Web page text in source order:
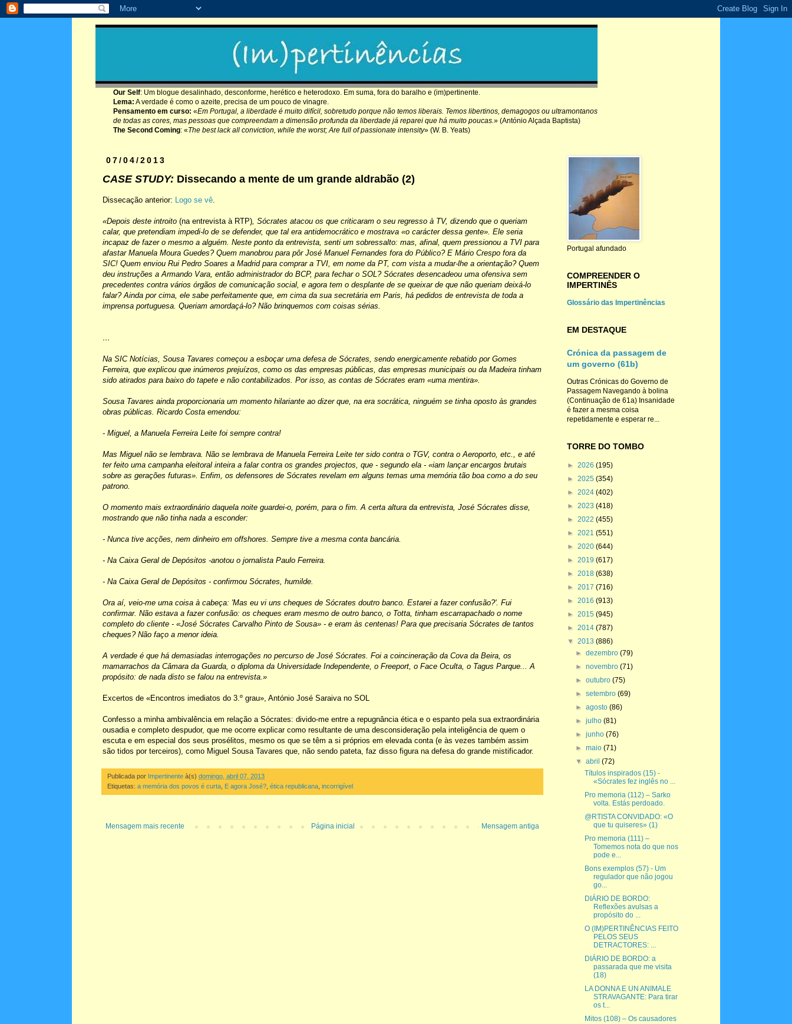
Our Self: Um blogue desalinhado, desconforme, herético e heterodoxo. Em suma, fora do baralho e (im)pertinente.
Lema: A verdade é como o azeite, precisa de um pouco de vinagre.
Pensamento em curso: «Em Portugal, a liberdade é muito difícil, sobretudo porque não temos liberais. Temos libertinos, demagogos ou ultramontanos
de todas as cores, mas pessoas que compreendam a dimensão profunda da liberdade já reparei que há muito poucas.» (António Alçada Baptista)
The Second Coming: «The best lack all conviction, while the worst; Are full of passionate intensity» (W. B. Yeats)
07/04/2013
CASE STUDY: Dissecando a mente de um grande aldrabão (2)
Dissecação anterior: Logo se vê.
«Depois deste introito (na entrevista à RTP), Sócrates atacou os que criticaram o seu regresso à TV, dizendo que o queriam
calar, que pretendiam impedi-lo de se defender, que tal era antidemocrático e mostrava «o carácter dessa gente». Ele seria
incapaz de fazer o mesmo a alguém. Neste ponto da entrevista, senti um sobressalto: mas, afinal, quem pressionou a TVI para
afastar Manuela Moura Guedes? Quem manobrou para pôr José Manuel Fernandes fora do Público? E Mário Crespo fora da
SIC! Quem enviou Rui Pedro Soares a Madrid para comprar a TVI, em nome da PT, com vista a mudar-lhe a orientação? Quem
deu instruções a Armando Vara, então administrador do BCP, para fechar o SOL? Sócrates desencadeou uma ofensiva sem
precedentes contra vários órgãos de comunicação social, e agora tem o desplante de se queixar de que não queriam deixá-lo
falar? Ainda por cima, ele sabe perfeitamente que, em cima da sua secretária em Paris, há pedidos de entrevista de toda a
imprensa portuguesa. Queriam amordaçá-lo? Não brinquemos com coisas sérias.
…
Na SIC Notícias, Sousa Tavares começou a esboçar uma defesa de Sócrates, sendo energicamente rebatido por Gomes
Ferreira, que explicou que inúmeros prejuízos, como os das empresas públicas, das empresas municipais ou da Madeira tinham
sido atirados para baixo do tapete e não contabilizados. Por isso, as contas de Sócrates eram «uma mentira».
Sousa Tavares ainda proporcionaria um momento hilariante ao dizer que, na era socrática, ninguém se tinha oposto às grandes
obras públicas. Ricardo Costa emendou:
- Miguel, a Manuela Ferreira Leite foi sempre contra!
Mas Miguel não se lembrava. Não se lembrava de Manuela Ferreira Leite ter sido contra o TGV, contra o Aeroporto, etc., e até
ter feito uma campanha eleitoral inteira a falar contra os grandes projectos, que - segundo ela - «iam lançar encargos brutais
sobre as gerações futuras». Enfim, os defensores de Sócrates revelam em alguns temas uma memória tão boa como a do seu
patrono.
O momento mais extraordinário daquela noite guardei-o, porém, para o fim. A certa altura da entrevista, José Sócrates disse,
mostrando que não tinha nada a esconder:
- Nunca tive acções, nem dinheiro em offshores. Sempre tive a mesma conta bancária.
- Na Caixa Geral de Depósitos -anotou o jornalista Paulo Ferreira.
- Na Caixa Geral de Depósitos - confirmou Sócrates, humilde.
Ora aí, veio-me uma coisa à cabeça: 'Mas eu vi uns cheques de Sócrates doutro banco. Estarei a fazer confusão?'. Fui
confirmar. Não estava a fazer confusão: os cheques eram mesmo de outro banco, o Totta, tinham escarrapachado o nome
completo do cliente - «José Sócrates Carvalho Pinto de Sousa» - e eram às centenas! Para que precisaria Sócrates de tantos
cheques? Não faço a menor ideia.
A verdade é que há demasiadas interrogações no percurso de José Sócrates. Foi a coincineração da Cova da Beira, os
mamarrachos da Câmara da Guarda, o diploma da Universidade Independente, o Freeport, o Face Oculta, o Tagus Parque... A
propósito: de nada disto se falou na entrevista.»
Excertos de «Encontros imediatos do 3.º grau», António José Saraiva no SOL
Confesso a minha ambivalência em relação a Sócrates: divido-me entre a repugnância ética e o espanto pela sua extraordinária
ousadia e completo despudor, que me ocorre explicar como resultante de uma desconsideração pela inteligência de quem o
escuta e em especial dos seus prosélitos, mesmo os que se têm a si próprios em elevada conta (e às vezes também assim
são tidos por terceiros), como Miguel Sousa Tavares que, não sendo pateta, faz disso figura na defesa do grande mistificador.
Publicada por Impertinente à(s) domingo, abril 07, 2013
Etiquetas: a memória dos povos é curta E agora José? ética republicana incorrigível
Mensagem mais recente Mensagem antiga
Página inicial
Portugal afundado
COMPREENDER O
IMPERTINÊS
Glossário das Impertinências
EM DESTAQUE
Crónica da passagem de
um governo (61b)
Outras Crónicas do Governo de
Passagem Navegando à bolina
(Continuação de 61a) Insanidade
é fazer a mesma coisa
repetidamente e esperar re...
TORRE DO TOMBO
► 2026 (195)
► 2025 (354)
► 2024 (402)
► 2023 (418)
► 2022 (455)
► 2021 (551)
► 2020 (644)
► 2019 (617)
► 2018 (638)
► 2017 (716)
► 2016 (913)
► 2015 (945)
► 2014 (787)
▼ 2013 (886)
►dezembro(79)
►novembro(71)
►outubro(75)
►setembro(69)
►agosto(86)
►julho(81)
►junho(76)
►maio(71)
▼abril(72)
Títulos inspirados (15) -
«Sócrates fez inglês no ...
Pro memoria (112) – Sarko
volta. Estás perdoado.
@RTISTA CONVIDADO: «O
que tu quiseres» (1)
Pro memoria (111) –
Tomemos nota do que nos
pode e...
Bons exemplos (57) - Um
regulador que não jogou
go...
DIÁRIO DE BORDO:
Reflexões avulsas a
propósito do ...
O (IM)PERTINÊNCIAS FEITO
PELOS SEUS
DETRACTORES: ...
DIÁRIO DE BORDO: a
passarada que me visita
(18)
LA DONNA E UN ANIMALE
STRAVAGANTE: Para tirar
os t...
Mitos (108) – Os causadores